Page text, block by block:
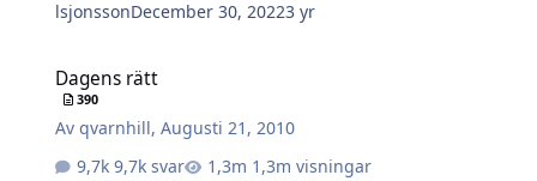
lsjonssonDecember 30, 20223 yr
Dagens rätt
390
Avqvarnhill,Augusti 21, 2010
9,7k svar
1,3m visningar